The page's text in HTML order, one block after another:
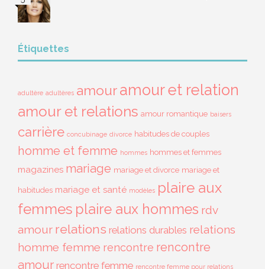
Étiquettes
adultère adultères amouramour et relation
amour et relations amour romantique baisers
carrière concubinage divorce habitudes de couples
homme et femme hommes hommes et femmes
magazines mariage mariage et divorce mariage et
habitudes mariage et santé modèles plaire aux
femmes plaire aux hommes rdv
amour relations relations durables relations
homme femme rencontre rencontre
amour rencontre femme rencontre femme pour relations